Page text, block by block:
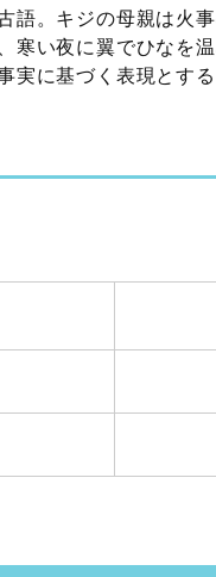
語。キジの母親は火
寒い夜に翼でひなを
に基づく表現とする